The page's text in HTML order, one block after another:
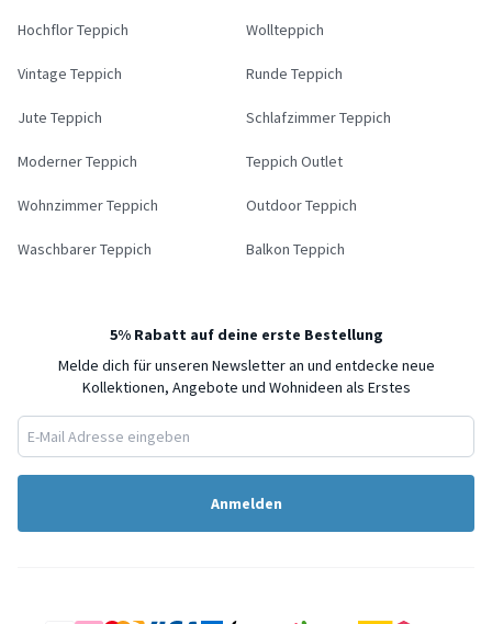
Hochflor Teppich Wollteppich
Vintage Teppich Runde Teppich
Jute Teppich Schlafzimmer Teppich
Moderner Teppich Teppich Outlet
Wohnzimmer Teppich Outdoor Teppich
Waschbarer Teppich Balkon Teppich
5% Rabatt auf deine erste Bestellung
Melde dich für unseren Newsletter an und entdecke neue
Kollektionen, Angebote und Wohnideen als Erstes
Anmelden